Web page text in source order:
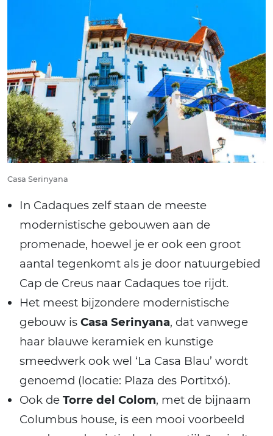
Casa Serinyana
In Cadaques zelf staan de meeste
modernistische gebouwen aan de
promenade, hoewel je er ook een groot
aantal tegenkomt als je door natuurgebied
Cap de Creus naar Cadaques toe rijdt.
Het meest bijzondere modernistische
gebouw is Casa Serinyana, dat vanwege
haar blauwe keramiek en kunstige
smeedwerk ook wel ‘La Casa Blau’ wordt
genoemd (locatie: Plaza des Portitxó).
Ook de Torre del Colom, met de bijnaam
Columbus house, is een mooi voorbeeld